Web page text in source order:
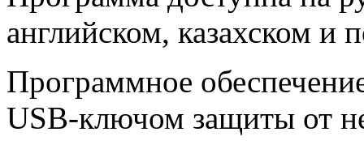
английском, казахском и
Программное
USB-ключом защиты от